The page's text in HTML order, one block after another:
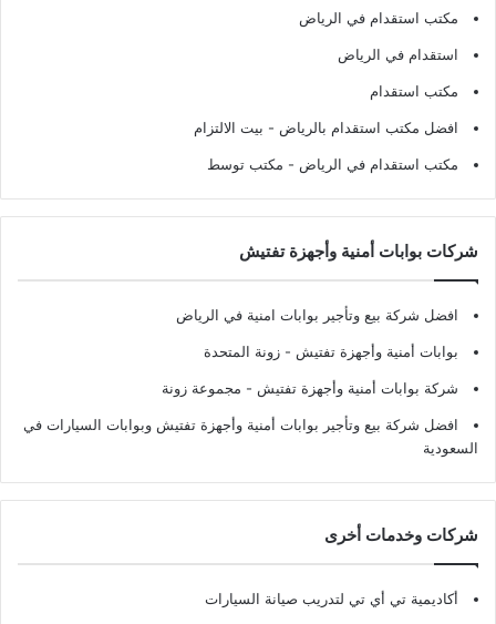
مكتب استقدام في الرياض
استقدام في الرياض
مكتب استقدام
افضل مكتب استقدام بالرياض - بيت الالتزام
مكتب استقدام في الرياض - مكتب توسط
شركات بوابات أمنية وأجهزة تفتيش
افضل شركة بيع وتأجير بوابات امنية في الرياض
بوابات أمنية وأجهزة تفتيش - زونة المتحدة
شركة بوابات أمنية وأجهزة تفتيش - مجموعة زونة
افضل شركة بيع وتأجير بوابات أمنية وأجهزة تفتيش وبوابات السيارات في
السعودية
شركات وخدمات أخرى
أكاديمية تي أي تي لتدريب صيانة السيارات